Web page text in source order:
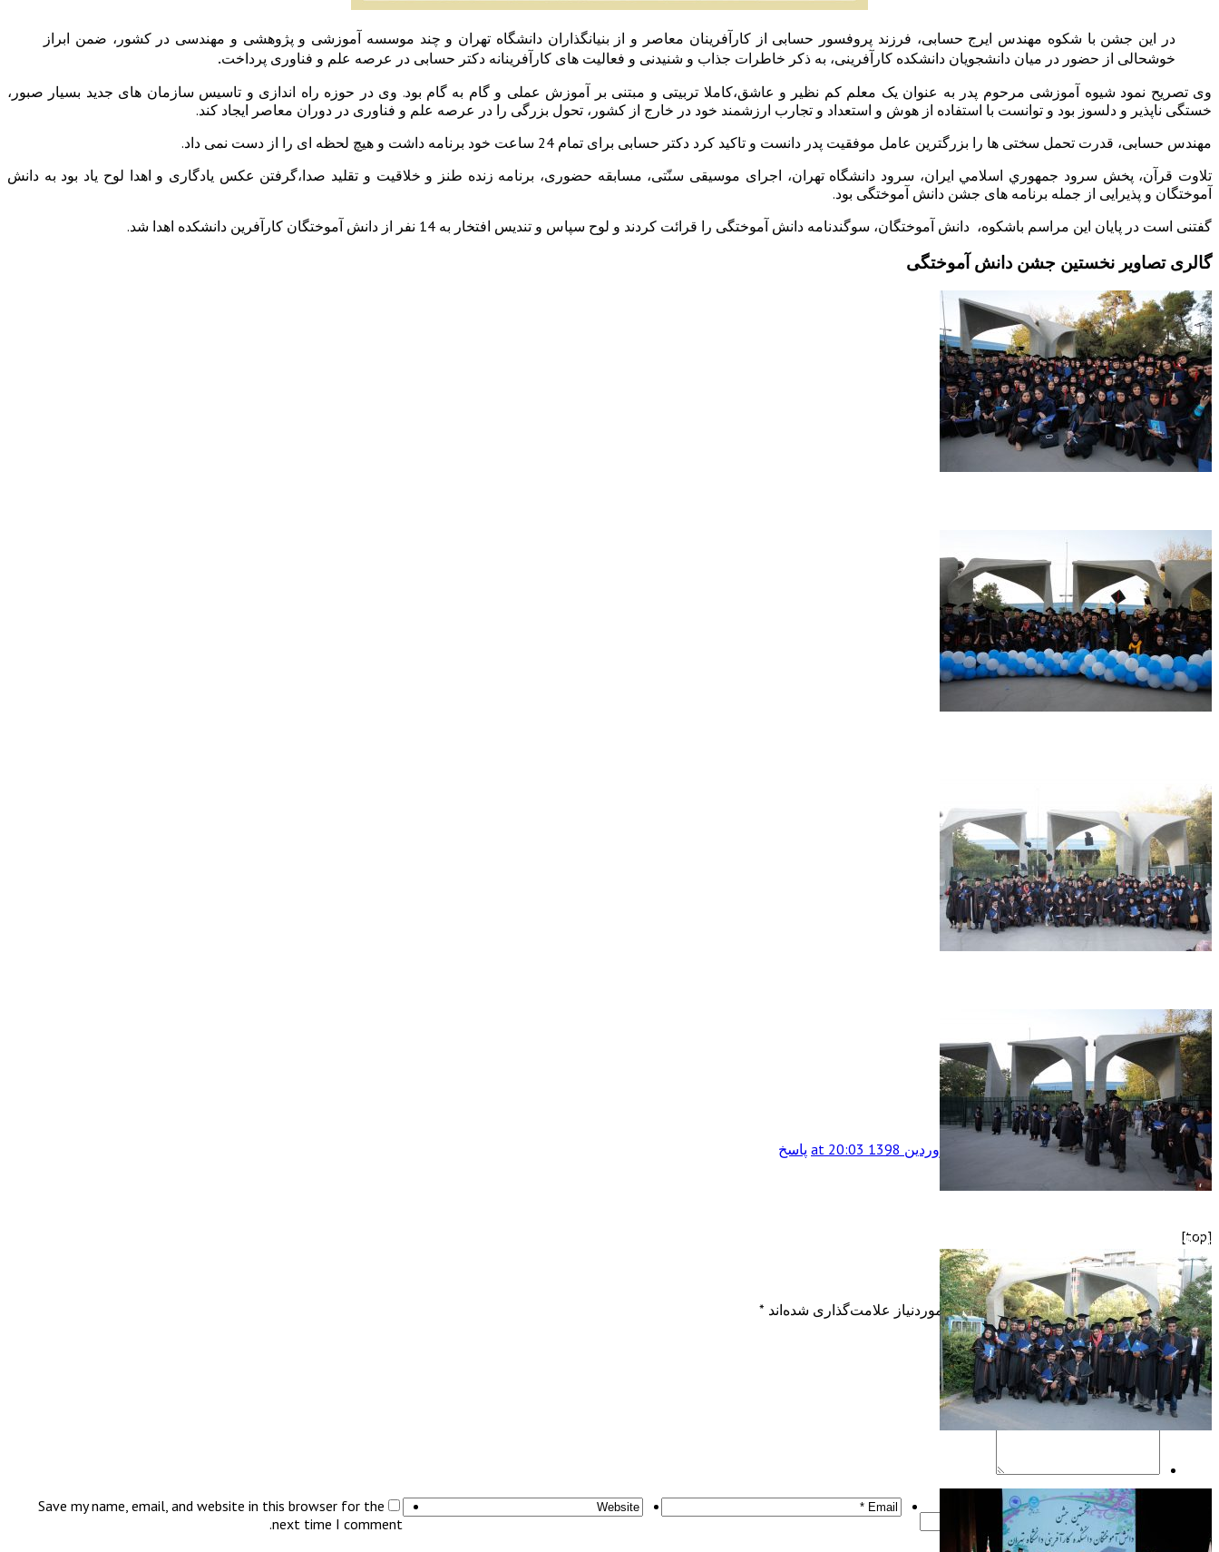
در این جشن با شکوه مهندس ایرج حسابی، فرزند پروفسور حسابی از کارآفرینان معاصر و از بنیانگذاران دانشگاه تهران و چند موسسه آموزشی و پژوهشی و مهندسی در کشور، ضمن ابراز
خوشحالی از حضور در میان دانشجویان دانشکده کارآفرینی، به ذکر خاطرات جذاب و شنیدنی و فعالیت های کارآفرینانه دکتر حسابی در عرصه علم و فناوری پرداخت.
وی تصریح نمود شیوه آموزشی مرحوم پدر به عنوان یک معلم کم نظیر و عاشق،کاملا تربیتی و مبتنی بر آموزش عملی و گام به گام بود. وی در حوزه راه اندازی و تاسیس سازمان های جدید بسیار صبور،
خستگی ناپذیر و دلسوز بود و توانست با استفاده از هوش و استعداد و تجارب ارزشمند خود در خارج از کشور، تحول بزرگی را در عرصه علم و فناوری در دوران معاصر ایجاد کند.
مهندس حسابی، قدرت تحمل سختی ها را بزرگترین عامل موفقیت پدر دانست و تاکید کرد دکتر حسابی برای تمام 24 ساعت خود برنامه داشت و هیچ لحظه ای را از دست نمی داد.
تلاوت قرآن، پخش سرود جمهوري اسلامي ايران، سرود دانشگاه تهران، اجرای موسیقی سنّتی، مسابقه حضوری، برنامه زنده طنز و خلاقیت و تقليد صدا،گرفتن عکس یادگاری و اهدا لوح یاد بود به دانش
آموختگان و پذیرایی از جمله برنامه های جشن دانش آموختگی بود.
گفتنی است در پایان این مراسم باشکوه، دانش آموختگان، سوگندنامه دانش آموختگی را قرائت کردند و لوح سپاس و تندیس افتخار به 14 نفر از دانش آموختگان کارآفرین دانشکده اهدا شد.
گالری تصاویر نخستین جشن دانش آموختگی
jashn-94-24
jashn-94-23
2 مهر 1404
One Response to نخستین جشن دانش آموختگان کارآفرینی
روش های فروش بیشتر - نودی
پاسخ
[top]
Leave a Reply
نشانی ایمیل شما منتشر نخواهد شد. بخش‌های موردنیاز علامت‌گذاری شده‌اند *
Save my name, email, and website in this browser for the
next time I comment.